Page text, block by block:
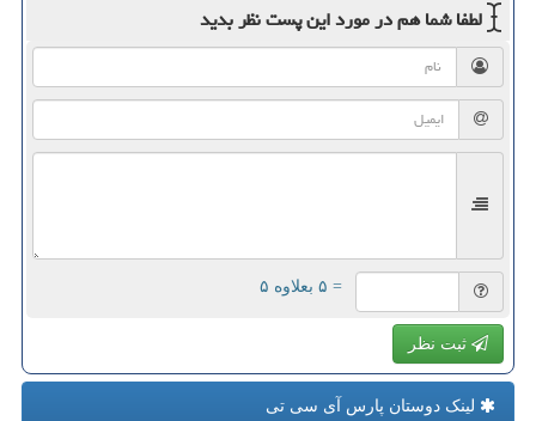
لطفا شما همدر مورد این پستنظر بدید
= ۵ بعلاوه ۵
ثبت نظر
لینک دوستان پارس آی سی تی